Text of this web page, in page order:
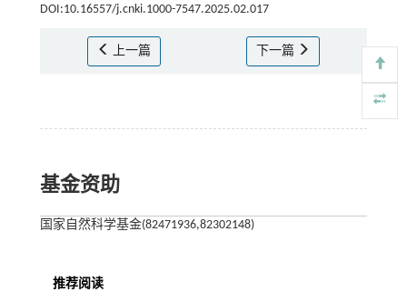
DOI:10.16557/j.cnki.1000-7547.2025.02.017
上一篇 下一篇
基金资助
国家自然科学基金(82471936,82302148)